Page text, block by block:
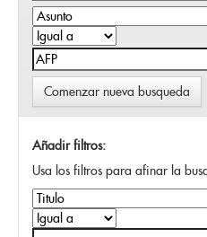
Comenzar nueva busqueda
Añadir filtros:
Usa los filtros para afinar la